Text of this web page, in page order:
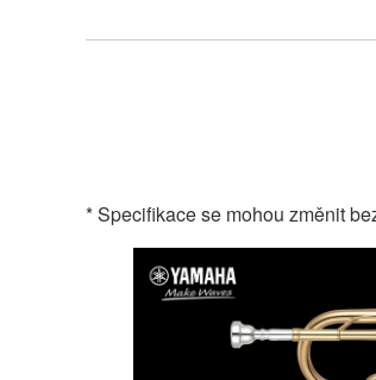
* Specifikace se mohou změnit